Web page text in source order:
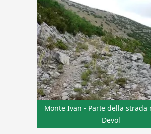
Monte Ivan - Parte della strada
Devol